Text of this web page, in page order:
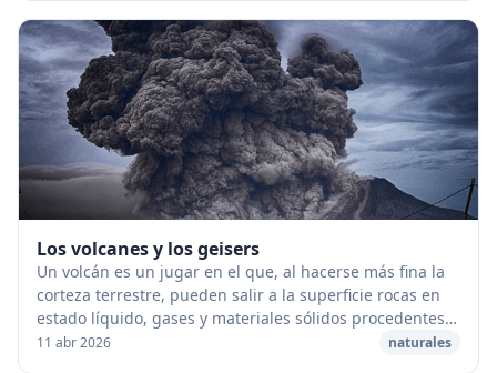
Los volcanes y los geisers
Un volcán es un jugar en el que, al hacerse más fina la
corteza terrestre, pueden salir a la superficie rocas en
estado líquido, gases y materiales sólidos procedentes
de las entrañas de la Tierra. Se...
11 abr 2026 naturales